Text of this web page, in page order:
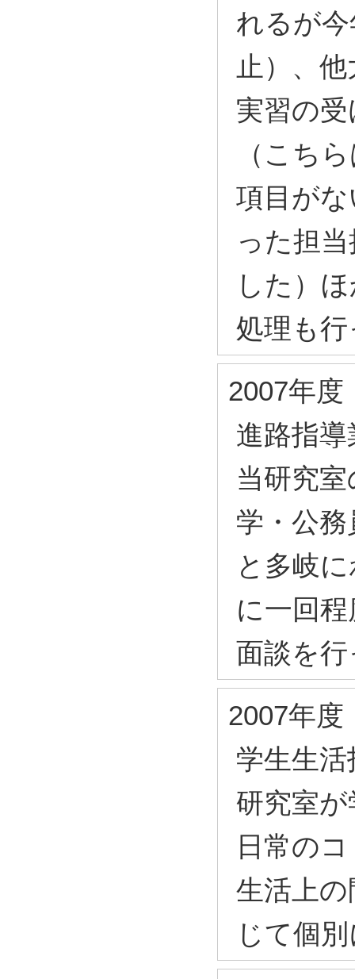
れるが
止）、
実習の
（こち
項目が
った担
した）
処理も
2007年度
進路指導
当研究
学・公
と多岐
に一回
面談を
2007年度
学生生
研究室
日常の
生活上
じて個